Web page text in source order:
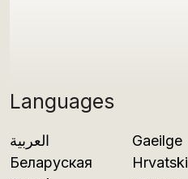
Languages
العربية
Беларуская
Gaeilge
Hrvatski